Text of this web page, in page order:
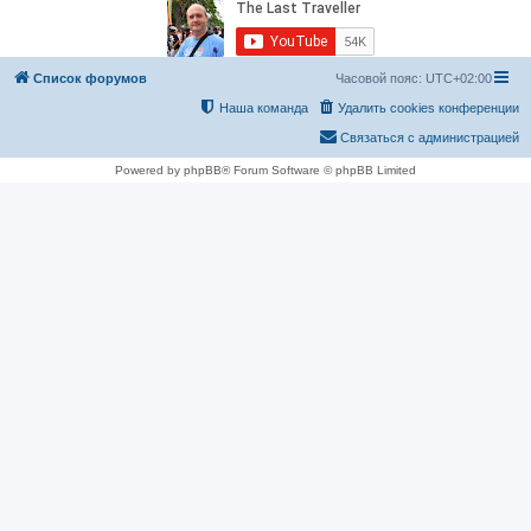
Список форумов Часовой пояс: UTC+02:00
Удалить cookies конференции
Наша команда
Связаться с администрацией
Powered by phpBB® Forum Software © phpBB Limited